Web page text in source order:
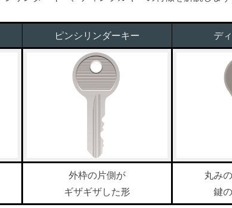
ピンシリンダーキー デ
外枠の片側が
ギザギザした形
丸み
鍵